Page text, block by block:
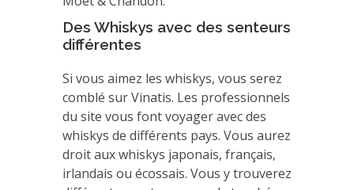
Des Whiskys avec des senteurs
différentes
Si vous aimez les whiskys, vous serez
comblé sur Vinatis. Les professionnels
du site vous font voyager avec des
whiskys de différents pays. Vous aurez
droit aux whiskys japonais, français,
irlandais ou écossais. Vous y trouverez